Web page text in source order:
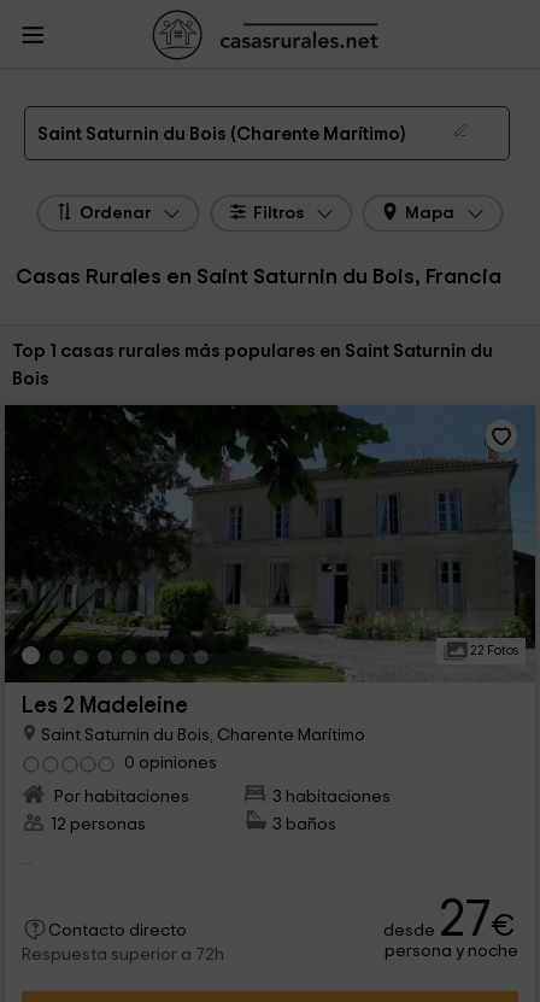
Casas Rurales Francia
Casas Rurales Charente Marítimo
Casas Rurales Saint Saturnin du Bois
Las 1 mejores casas rurales en Saint Saturnin du Bois de 2026
Saint Saturnin du Bois (Charente Marítimo)
Ordenar Filtros Mapa
Casas Rurales en Saint Saturnin du Bois, Francia
Ordenar por:
Top 1 casas rurales más populares en Saint Saturnin du
Bois
22 Fotos
Les 2 Madeleine
Saint Saturnin du Bois, Charente Marítimo
0 opiniones
Por habitaciones
3 habitaciones
12 personas
3 baños
...
Contacto directo
Respuesta superior a 72h
desde 27€
persona y noche